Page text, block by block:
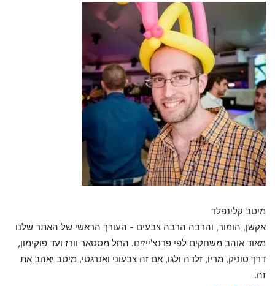
מיטב קלינפלד
אקשן, הומור, והרבה הרבה צבעים - העורך הראשי של האתר שלנו
מאוד אוהב משחקים לפי פרנצ'ייזים. החל מסטאר וורז ועד פוקימון,
דרך סוניק, מריו, זלדה ולגו, אם זה צבעוני ואנרגטי, מיטב יאהב את
זה.